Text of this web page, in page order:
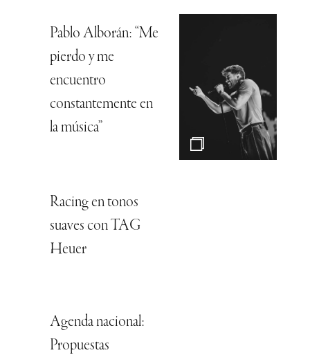
Pablo Alborán: “Me
pierdo y me
encuentro
constantemente en
la música”
Racing en tonos
suaves con TAG
Heuer
Agenda nacional:
Propuestas